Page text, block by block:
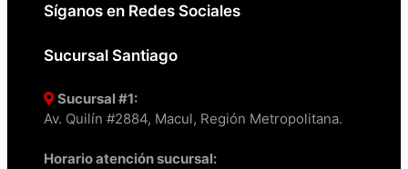
Síganos en Redes Sociales
Sucursal Santiago
Sucursal #1:
Av. Quilín #2884, Macul, Región Metropolitana.
Horario atención sucursal: